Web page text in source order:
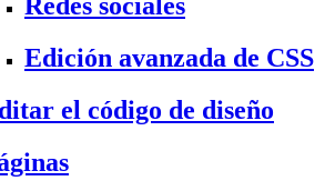
Redes sociales
Edición avanzada de CSS
el código de diseño